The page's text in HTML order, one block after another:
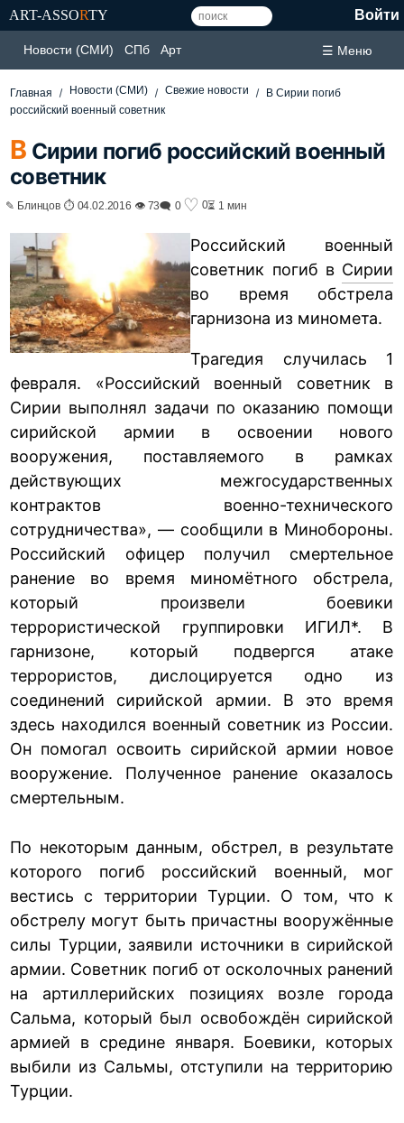
ART-ASSORTY Войти
Новости (СМИ) СПб Арт ☰ Меню
Главная Новости (СМИ) Свежие новости
В Сирии погиб
российский военный советник
В Сирии погиб российский военный
советник
✎ Блинцов ⏱ 04.02.2016 👁 73🗨 0 ♡ 0⏳ 1 мин
Российский военный
советник погиб в Сирии
во время обстрела
гарнизона из миномета.
Трагедия случилась 1
февраля. «Российский военный советник в
Сирии выполнял задачи по оказанию помощи
сирийской армии в освоении нового
вооружения, поставляемого в рамках
действующих межгосударственных
контрактов военно-технического
сотрудничества», — сообщили в Минобороны.
Российский офицер получил смертельное
ранение во время миномётного обстрела,
который произвели боевики
террористической группировки ИГИЛ*. В
гарнизоне, который подвергся атаке
террористов, дислоцируется одно из
соединений сирийской армии. В это время
здесь находился военный советник из России.
Он помогал освоить сирийской армии новое
вооружение. Полученное ранение оказалось
смертельным.
По некоторым данным, обстрел, в результате
которого погиб российский военный, мог
вестись с территории Турции. О том, что к
обстрелу могут быть причастны вооружённые
силы Турции, заявили источники в сирийской
армии. Советник погиб от осколочных ранений
на артиллерийских позициях возле города
Сальма, который был освобождён сирийской
армией в средине января. Боевики, которых
выбили из Сальмы, отступили на территорию
Турции.